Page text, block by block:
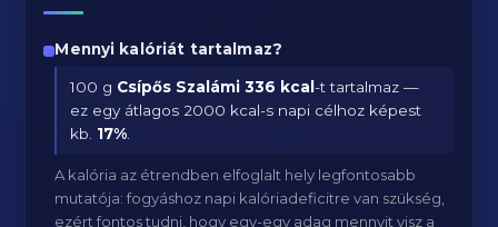
Mennyi kalóriát tartalmaz?
100 g Csípős Szalámi 336 kcal-t tartalmaz —
ez egy átlagos 2000 kcal-s napi célhoz képest
kb. 17%
A kalória az étrendben elfoglalt hely legfontosabb
mutatója: fogyáshoz napi kalóriadeficitre van szükség,
ezért fontos tudni, hogy egy-egy adag mennyit visz a